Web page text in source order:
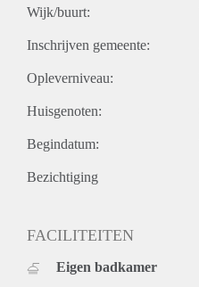
Wijk/buurt:
Inschrijven gemeente:
Opleverniveau:
Huisgenoten:
Begindatum:
Bezichtiging
FACILITEITEN
Eigen badkamer